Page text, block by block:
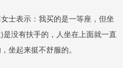
士表示：我买的是一等座，但坐
没有扶手的，人坐在上面就一直
坐起来挺不舒服的。